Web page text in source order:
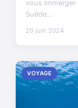
vous immerger
Suède...
20 juin 2024
VOYAGE